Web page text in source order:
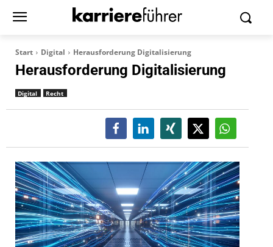
Start Digital Herausforderung Digitalisierung
Herausforderung Digitalisierung
Digital Recht